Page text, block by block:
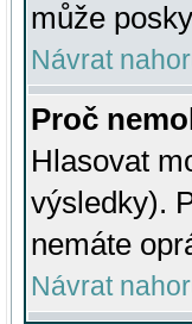
může
Návrat
Proč
Hlasovat
výsledky).
nemáte
Návrat